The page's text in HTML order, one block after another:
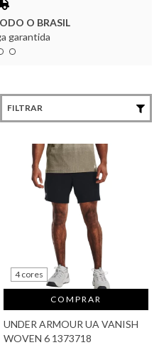
O BRASIL
garantida
FILTRAR
4 cores
COMPRAR
UNDER ARMOUR UA VANISH
WOVEN 6 1373718